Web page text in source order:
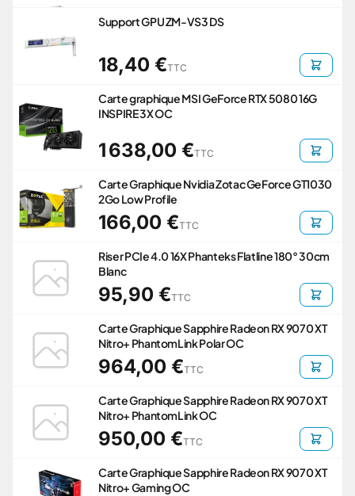
Support GPU ZM-VS3 DS
18,40 €TTC
Carte graphique MSI GeForce RTX 5080 16G
INSPIRE 3X OC
1 638,00 €TTC
Carte Graphique Nvidia Zotac GeForce GT1030
2Go Low Profile
166,00 €TTC
Riser PCIe 4.0 16X Phanteks Flatline 180° 30cm
Blanc
95,90 €TTC
Carte Graphique Sapphire Radeon RX 9070 XT
Nitro+ PhantomLink Polar OC
964,00 €TTC
Carte Graphique Sapphire Radeon RX 9070 XT
Nitro+ PhantomLink OC
950,00 €TTC
Carte Graphique Sapphire Radeon RX 9070 XT
Nitro+ Gaming OC